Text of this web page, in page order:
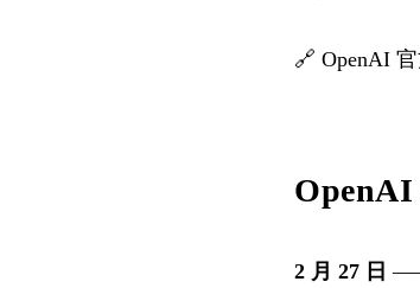
🔗 OpenAI
OpenAI
2 月 27 日 ——